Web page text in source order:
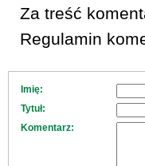
Za treść
Regulamin
Imię:
Tytuł:
Komentarz: